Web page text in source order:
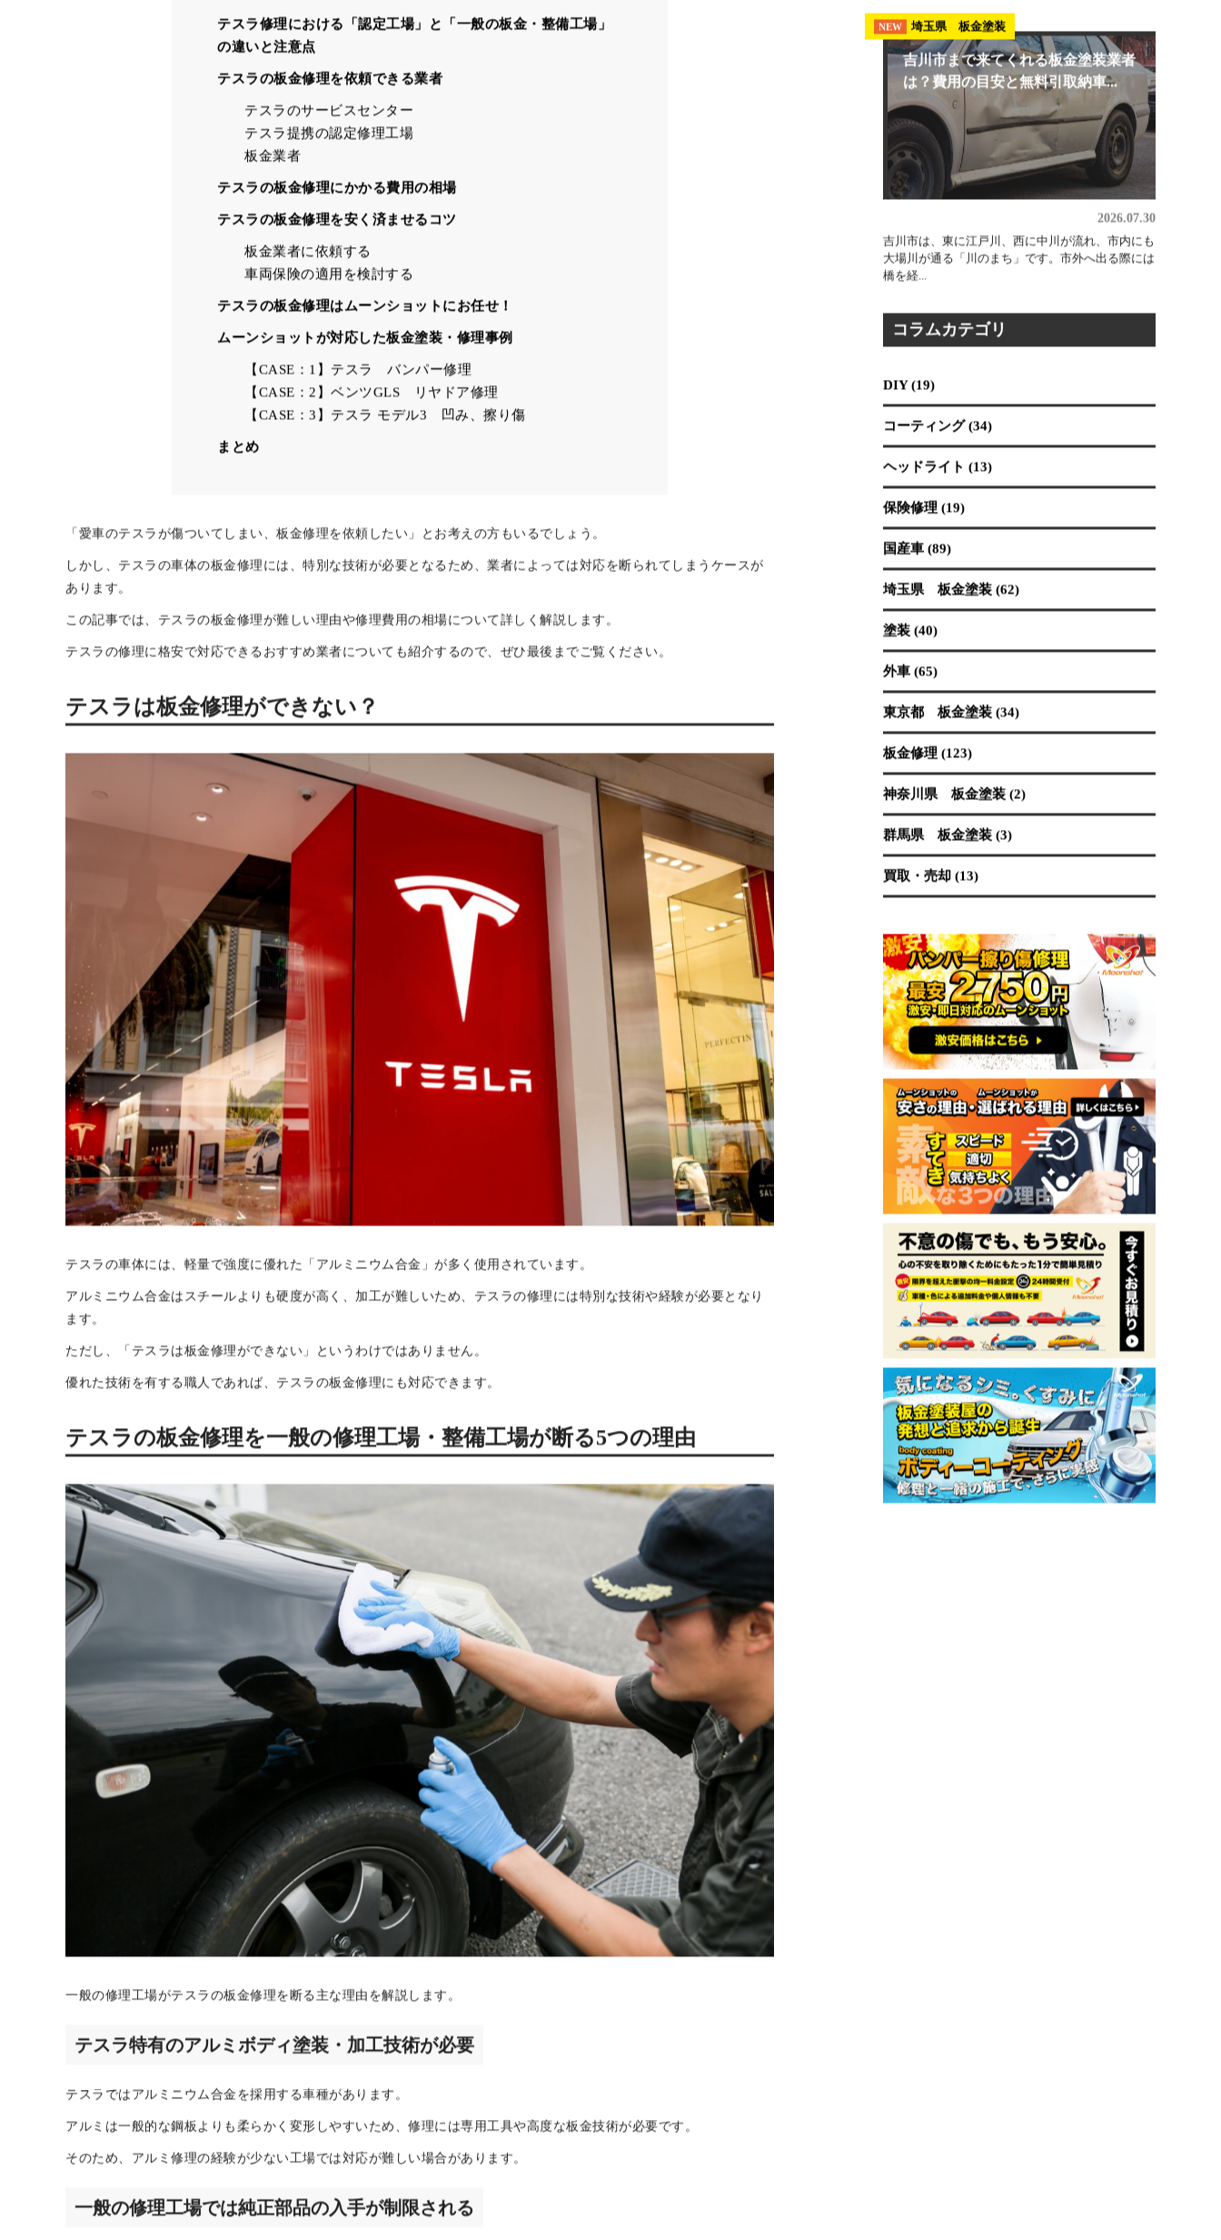
テスラ特有のアルミボディ塗装・加工技術が必要
一般の修理工場では純正部品の入手が制限される
センサーやソフトウェアのエラーに対応できない
修理後の品質保証リスクが高い
テスラ修理における「認定工場」と「一般の板金・整備工場」
の違いと注意点
テスラの板金修理を依頼できる業者
テスラのサービスセンター
テスラ提携の認定修理工場
板金業者
テスラの板金修理にかかる費用の相場
テスラの板金修理を安く済ませるコツ
板金業者に依頼する
車両保険の適用を検討する
テスラの板金修理はムーンショットにお任せ！
ムーンショットが対応した板金塗装・修理事例
【CASE：3】テスラ モデル3 凹み、擦り傷
まとめ
「愛車のテスラが傷ついてしまい、板金修理を依頼したい」とお考えの方もいるでしょう。
あります。
テスラの修理に格安で対応できるおすすめ業者についても紹介するので、ぜひ最後までご覧ください。
テスラは板金修理ができない？
テスラの車体には、軽量で強度に優れた「アルミニウム合金」が多く使用されています。
ます。
優れた技術を有する職人であれば、テスラの板金修理にも対応できます。
テスラの板金修理を一般の修理工場・整備工場が断る5つの理由
テスラ特有のアルミボディ塗装・加工技術が必要
テスラではアルミニウム合金を採用する車種があります。
2026.07.31
修理工場で「ボンネットは交換ですね」と言われ
て、提示された金額に戸惑ってはいないでしょう
か。ボンネ...
NEW 埼玉県 板金塗装
吉川市まで来てくれる板金塗装業者
は？費用の目安と無料引取納車...
橋を経...
コラムカテゴリ
DIY (19)
コーティング (34)
ヘッドライト (13)
保険修理 (19)
国産車 (89)
埼玉県 板金塗装 (62)
塗装 (40)
外車 (65)
東京都 板金塗装 (34)
板金修理 (123)
群馬県 板金塗装 (3)
買取・売却 (13)